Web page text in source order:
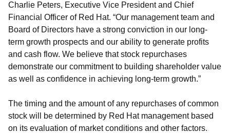
Charlie Peters, Executive Vice President and Chief
Financial Officer of Red Hat. “Our management team and
Board of Directors have a strong conviction in our long-
term growth prospects and our ability to generate profits
and cash flow. We believe that stock repurchases
demonstrate our commitment to building shareholder value
as well as confidence in achieving long-term growth.”
The timing and the amount of any repurchases of common
stock will be determined by Red Hat management based
on its evaluation of market conditions and other factors.